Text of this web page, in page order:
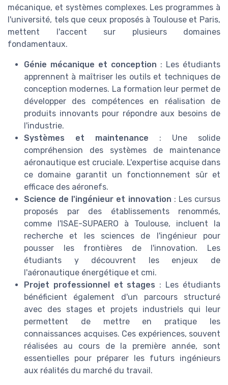
mécanique, et systèmes complexes. Les programmes à
l'université, tels que ceux proposés à Toulouse et Paris,
mettent l'accent sur plusieurs domaines
fondamentaux.
Génie mécanique et conception : Les étudiants
apprennent à maîtriser les outils et techniques de
conception modernes. La formation leur permet de
développer des compétences en réalisation de
produits innovants pour répondre aux besoins de
l'industrie.
Systèmes et maintenance : Une solide
compréhension des systèmes de maintenance
aéronautique est cruciale. L'expertise acquise dans
ce domaine garantit un fonctionnement sûr et
efficace des aéronefs.
Science de l'ingénieur et innovation : Les cursus
proposés par des établissements renommés,
comme l'ISAE-SUPAERO à Toulouse, incluent la
recherche et les sciences de l'ingénieur pour
pousser les frontières de l'innovation. Les
étudiants y découvrent les enjeux de
l'aéronautique énergétique et cmi.
Projet professionnel et stages : Les étudiants
bénéficient également d'un parcours structuré
avec des stages et projets industriels qui leur
permettent de mettre en pratique les
connaissances acquises. Ces expériences, souvent
réalisées au cours de la première année, sont
essentielles pour préparer les futurs ingénieurs
aux réalités du marché du travail.